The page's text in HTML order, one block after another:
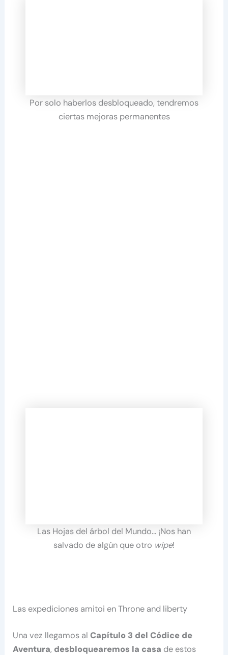
Por solo haberlos desbloqueado, tendremos
ciertas mejoras permanentes
Las Hojas del árbol del Mundo… ¡Nos han
salvado de algún que otro wipe!
Las expediciones amitoi en Throne and liberty
Una vez llegamos alCapítulo 3 del Códice de
Aventura, desbloquearemos la casa de estos